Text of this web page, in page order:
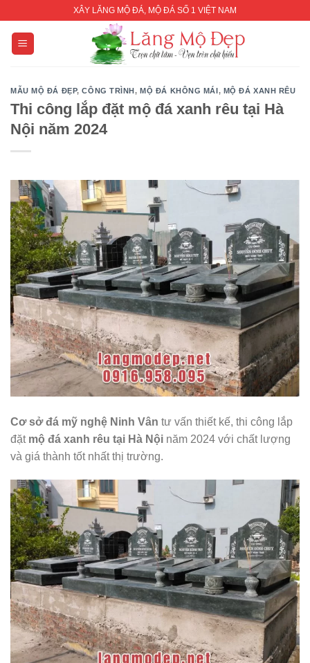
content
XÂY LĂNG MỘ ĐÁ, MỘ ĐÁ SỐ 1 VIỆT NAM
MẪU MỘ ĐÁ ĐẸP,CÔNG TRÌNH,MỘ ĐÁ KHÔNG MÁI, MỘ ĐÁ XANH RÊU
Thi công lắp đặt mộ đá xanh rêu tại Hà
Nội năm 2024
Cơ sở đá mỹ nghệ Ninh Vân tư vấn thiết kế, thi công lắp
đặt mộ đá xanh rêu tại Hà Nội năm 2024 với chất lượng
và giá thành tốt nhất thị trường.